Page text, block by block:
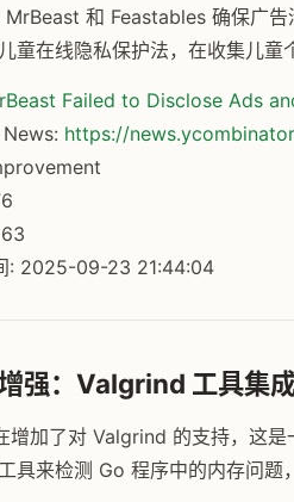
MrBeast 和 Feastables 确保广
童在线隐私保护法，在收集儿童
Failed to Disclose Ads
https://
: 2025-09-23 21:44:04
强：Valgrind 工具集
增加了对 Valgrind 的支持，这
具来检测 Go 程序中的内存问题